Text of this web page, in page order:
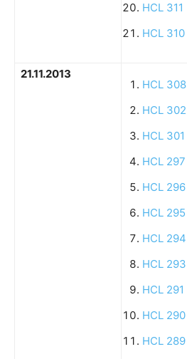
HCL 311
HCL 310
21.11.2013
HCL 308
HCL 302
HCL 301
HCL 297
HCL 296
HCL 295
HCL 294
HCL 293
HCL 291
HCL 290
HCL 289